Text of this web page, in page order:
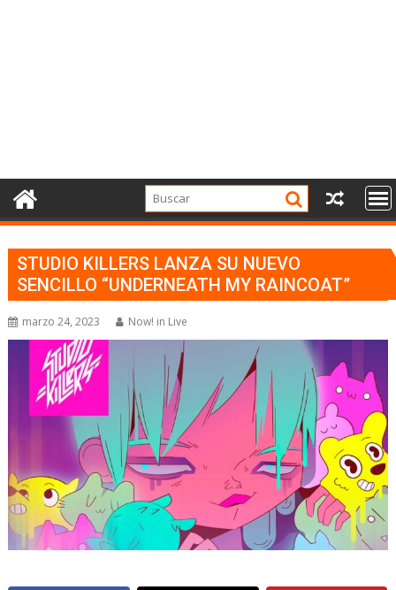
STUDIO KILLERS LANZA SU NUEVO
SENCILLO “UNDERNEATH MY RAINCOAT”
marzo 24, 2023 Now! in Live